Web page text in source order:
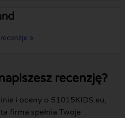
»
recenzję?
i oceny o 51015KIDS.eu,
firma spełnia Twoje